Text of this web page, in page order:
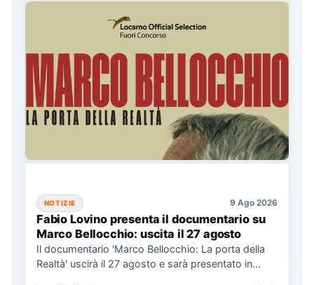
NOTIZIE 9 Ago 2026
Fabio Lovino presenta il documentario su
Marco Bellocchio: uscita il 27 agosto
Il documentario 'Marco Bellocchio: La porta della
Realtà' uscirà il 27 agosto e sarà presentato in